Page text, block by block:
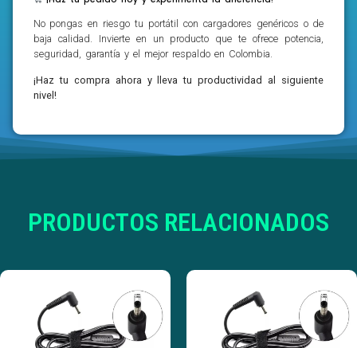
No pongas en riesgo tu portátil con cargadores genéricos o de
baja calidad. Invierte en un producto que te ofrece potencia,
seguridad, garantía y el mejor respaldo en Colombia.
¡Haz tu compra ahora y lleva tu productividad al siguiente
nivel!
PRODUCTOS RELACIONADOS